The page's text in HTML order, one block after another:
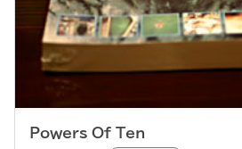
Powers Of Ten